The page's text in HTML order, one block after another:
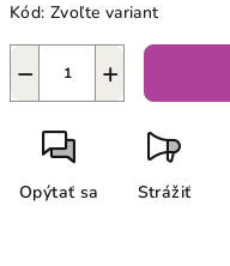
Kód: Zvoľte variant
+
−
Opýtať sa Strážiť